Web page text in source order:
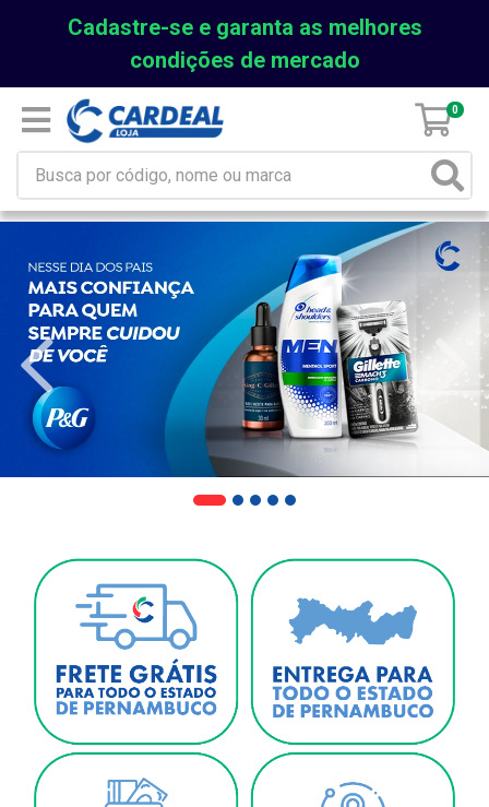
Cadastre-se e garanta as melhores
condições de mercado
0